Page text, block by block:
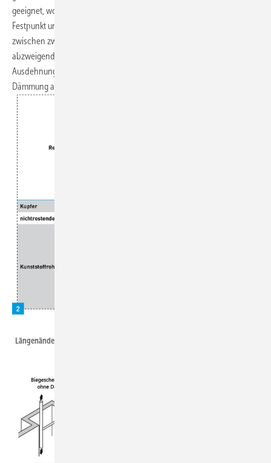
geeignet, wobei die Abzweigung die Ausdehnung zwischen einem
Festpunkt und der Abzweigung oder bei weiterführenden Leitungen
zwischen zwei Festpunkten aufnehmen muss. Dazu sollten für die
abzweigende Leitung entsprechende Längen sowie Freiräume als
Ausdehnungsräume vorgesehen und bei Verlegung im Mauerwerk mit
Dämmung ausgeführt werden (
Längenänderungen in mm/m bei Warmwasserleitungen.